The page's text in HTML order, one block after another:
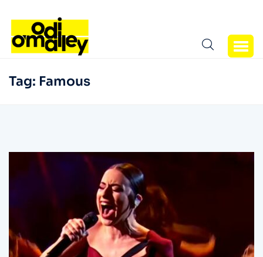
Tag: Famous